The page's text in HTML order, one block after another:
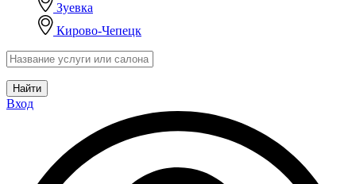
Зуевка
Кирово-Чепецк
Найти
Вход